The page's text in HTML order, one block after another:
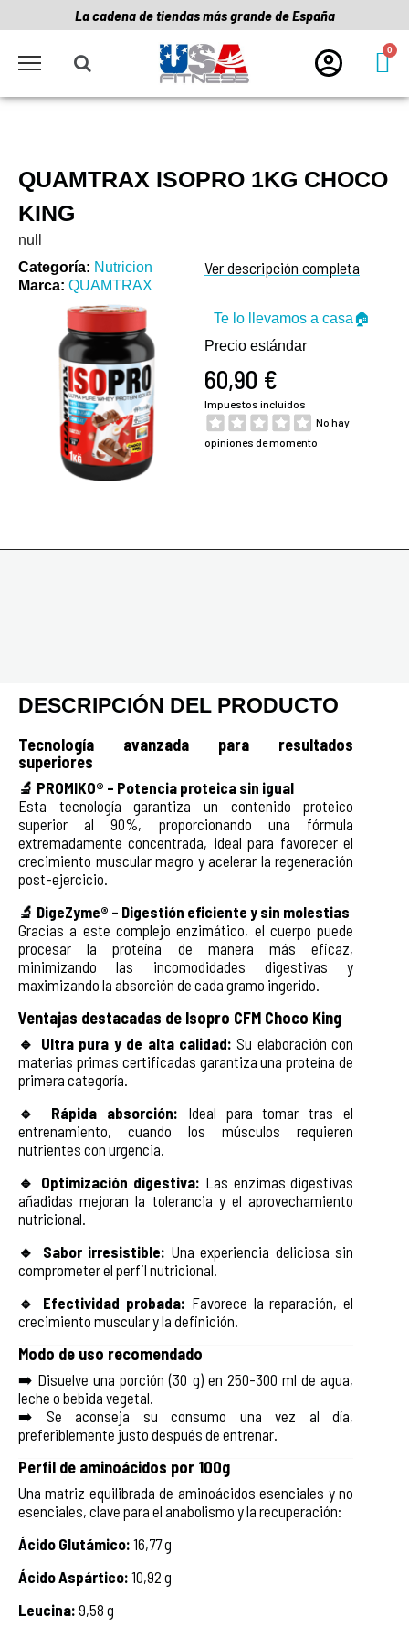
La cadena de tiendas más grande de España
QUAMTRAX ISOPRO 1KG CHOCO
KING
null
Categoría
Nutricion
Marca QUAMTRAX
Ver descripción completa
Te lo llevamos a casa🏠
Precio estándar
60,90 €
Impuestos incluidos
No hay
opiniones de momento
DESCRIPCIÓN DEL PRODUCTO
Tecnología avanzada para resultados
superiores
🔬 PROMIKO® – Potencia proteica sin igual
Esta tecnología garantiza un contenido proteico
superior al 90%, proporcionando una fórmula
extremadamente concentrada, ideal para favorecer el
crecimiento muscular magro y acelerar la regeneración
post-ejercicio.
🔬 DigeZyme® – Digestión eficiente y sin molestias
Gracias a este complejo enzimático, el cuerpo puede
procesar la proteína de manera más eficaz,
minimizando las incomodidades digestivas y
maximizando la absorción de cada gramo ingerido.
Ventajas destacadas de Isopro CFM Choco King
🔹 Ultra pura y de alta calidad: Su elaboración con
materias primas certificadas garantiza una proteína de
primera categoría.
🔹 Rápida absorción: Ideal para tomar tras el
entrenamiento, cuando los músculos requieren
nutrientes con urgencia.
🔹 Optimización digestiva: Las enzimas digestivas
añadidas mejoran la tolerancia y el aprovechamiento
nutricional.
🔹 Sabor irresistible: Una experiencia deliciosa sin
comprometer el perfil nutricional.
🔹 Efectividad probada: Favorece la reparación, el
crecimiento muscular y la definición.
Modo de uso recomendado
➡️ Disuelve una porción (30 g) en 250-300 ml de agua,
leche o bebida vegetal.
➡️ Se aconseja su consumo una vez al día,
preferiblemente justo después de entrenar.
Perfil de aminoácidos por 100g
Una matriz equilibrada de aminoácidos esenciales y no
esenciales, clave para el anabolismo y la recuperación:
Ácido Glutámico: 16,77 g
Ácido Aspártico: 10,92 g
Leucina: 9,58 g